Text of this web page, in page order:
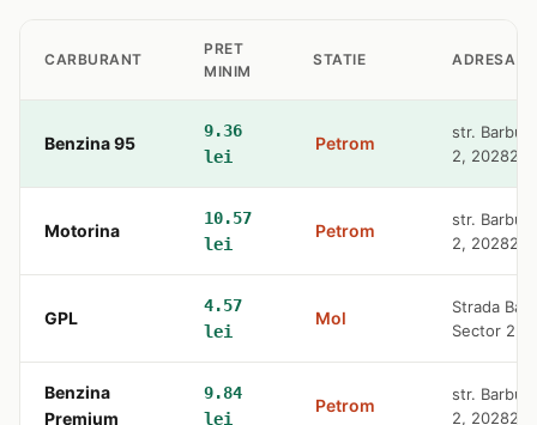
CARBURANT
PRET
MINIM
STATIE ADRESA
Benzina 95
9.36
lei
Petrom
str. Barbu
2, 20282
Motorina
10.57
lei
Petrom
str. Barbu
2, 20282
GPL
4.57
lei
Mol
Strada
Sector 2,
Benzina
Premium
9.84
lei
Petrom
str. Barbu
2, 20282